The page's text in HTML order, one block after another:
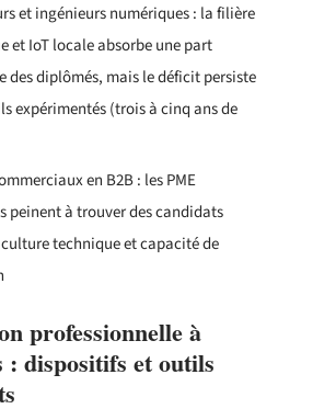
et ingénieurs numériques : la filière
et IoT locale absorbe une part
des diplômés, mais le déficit persiste
expérimentés (trois à cinq ans de
en B2B : les PME
peinent à trouver des candidats
technique et capacité de
professionnelle à
: dispositifs et outils